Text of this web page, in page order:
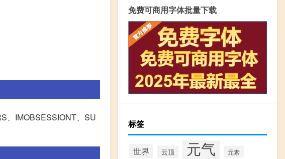
、IMOBSESSIONT、SU
免费可商用字体批量下载
标签
世界 云顶 元气 元素